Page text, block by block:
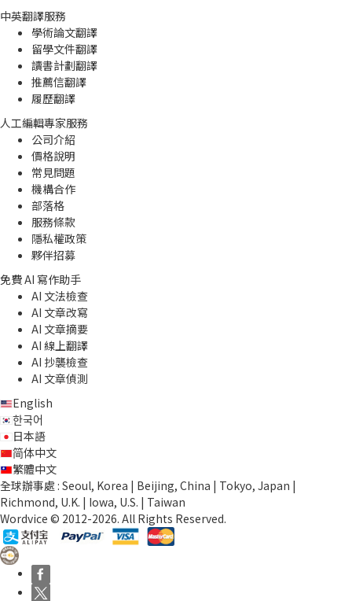
中英翻譯服務
學術論文翻譯
留學文件翻譯
讀書計劃翻譯
推薦信翻譯
履歷翻譯
人工編輯專家服務
公司介紹
價格說明
常見問題
機構合作
部落格
服務條款
隱私權政策
夥伴招募
免費 AI 寫作助手
AI 文法檢查
AI 文章改寫
AI 文章摘要
AI 線上翻譯
AI 抄襲檢查
AI 文章偵測
English
한국어
日本語
简体中文
繁體中文
全球辦事處 : Seoul, Korea | Beijing, China | Tokyo, Japan |
Richmond, U.K. | Iowa, U.S. | Taiwan
Wordvice © 2012-2026. All Rights Reserved.